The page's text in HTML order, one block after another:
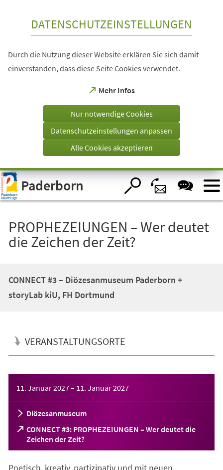
Visuelle
Assistenzsoftware
öffnen.
DATENSCHUTZEINSTELLUNGEN
Durch die Nutzung dieser Website erklären Sie sich damit
einverstanden, dass diese Seite Cookies verwendet.
Mehr Infos
(Öffnet
einem
Tab)
Nur notwendige Cookies
Datenschutzeinstellungen anpassen
Alle Cookies akzeptieren
Paderborn
PROPHEZEIUNGEN – Wer deutet
die Zeichen der Zeit?
CONNECT #3 – Diözesanmuseum Paderborn +
storyLab kiU, FH Dortmund
VERANSTALTUNGSORTE
11. Januar 2027– 11. Januar 2027
Diözesanmuseum
CONNECT #3: PROPHEZEIUNGEN – Wer deutet die
Zeichen der Zeit?
(Öffnet
in
Poetisch, kreativ, partizipativ und mit neuen